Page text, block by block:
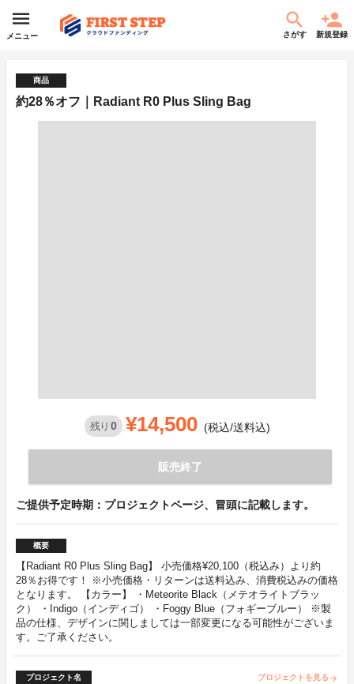
メニュー さがす 新規登録
商品
約28％オフ｜Radiant R0 Plus Sling Bag
残り 0 ¥14,500 (税込/送料込)
販売終了
ご提供予定時期：プロジェクトページ、冒頭に記載します。
概要
【Radiant R0 Plus Sling Bag】 小売価格¥20,100（税込み）より約
28％お得です！ ※小売価格・リターンは送料込み、消費税込みの価格
となります。 【カラー】 ・Meteorite Black（メテオライトブラッ
ク） ・Indigo（インディゴ） ・Foggy Blue（フォギーブルー） ※製
品の仕様、デザインに関しましては一部変更になる可能性がございま
す。ご了承ください。
プロジェクト名 プロジェクトを見る arrow_forward